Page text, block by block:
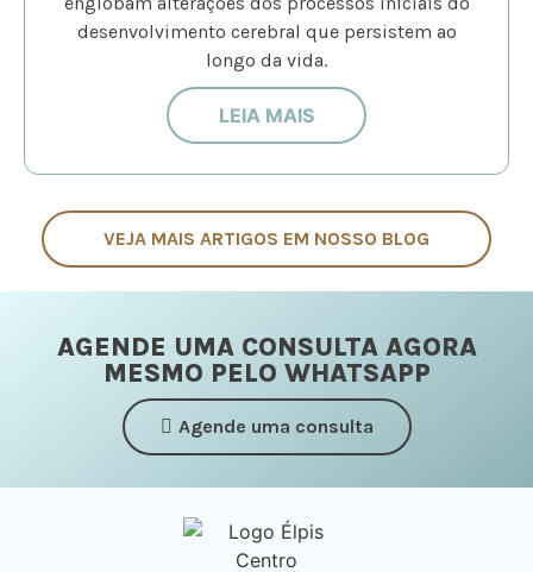
desenvolvimento cerebral que persistem ao
longo da vida.
LEIA MAIS
VEJA MAIS ARTIGOS EM NOSSO BLOG
AGENDE UMA CONSULTA AGORA
MESMO PELO WHATSAPP
Agende uma consulta